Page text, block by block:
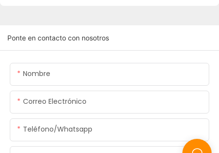
Ponte en contacto con nosotros
Nombre
Correo Electrónico
Teléfono/whatsapp